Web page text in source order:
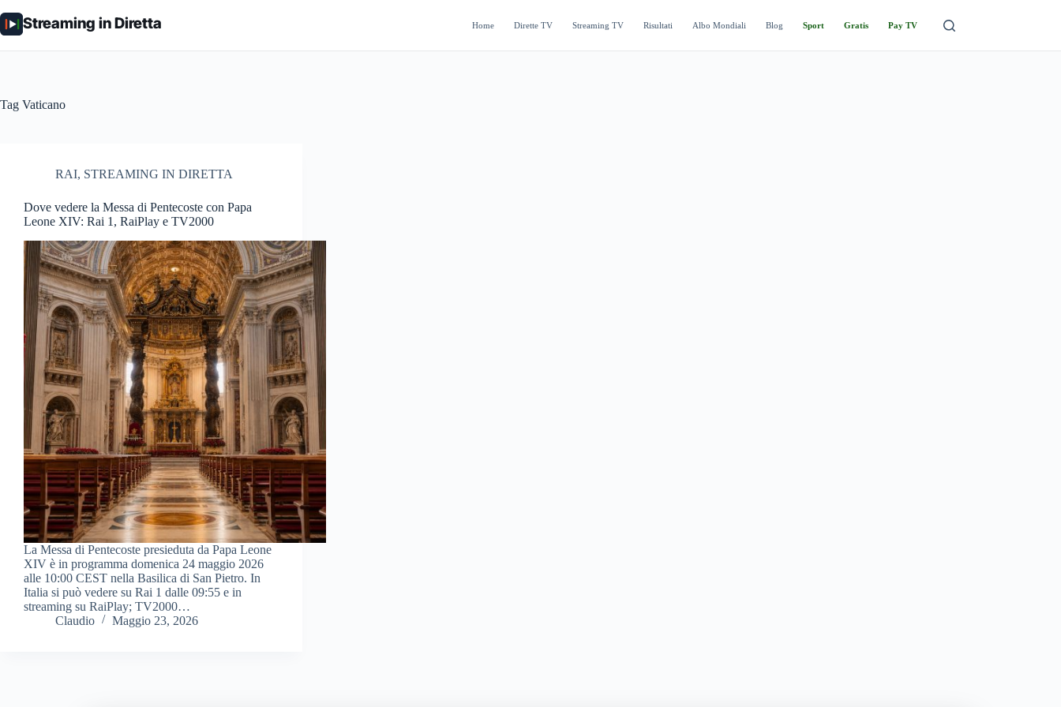
al
contenuto
Streaming in Diretta Home Dirette TV Streaming TV Risultati Albo Mondiali Blog Sport Gratis Pay TV
Tag Vaticano
RAI, STREAMING IN DIRETTA
Dove vedere la Messa di Pentecoste con Papa
Leone XIV: Rai 1, RaiPlay e TV2000
La Messa di Pentecoste presieduta da Papa Leone
XIV è in programma domenica 24 maggio 2026
alle 10:00 CEST nella Basilica di San Pietro. In
Italia si può vedere su Rai 1 dalle 09:55 e in
streaming su RaiPlay; TV2000…
Claudio
Maggio 23, 2026